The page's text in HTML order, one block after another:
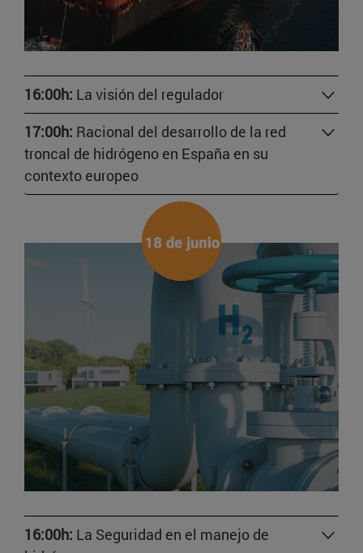
16:00h: La visión del regulador
17:00h: Racional del desarrollo de la red
troncal de hidrógeno en España en su
contexto europeo
16:00h: La Seguridad en el manejo de